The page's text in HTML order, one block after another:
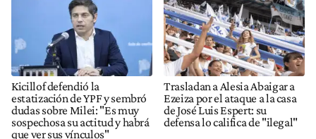
Kicillof defendió la
estatización de YPF y sembró
dudas sobre Milei: "Es muy
sospechosa su actitud y habrá
que ver sus vínculos"
Trasladan a Alesia Abaigar a
Ezeiza por el ataque a la casa
de José Luis Espert: su
defensa lo califica de "ilegal"